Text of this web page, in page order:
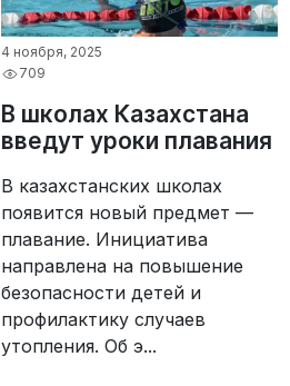
4 ноября, 2025
709
В школах Казахстана
введут уроки плавания
В казахстанских школах
появится новый предмет —
плавание. Инициатива
направлена на повышение
безопасности детей и
профилактику случаев
утопления. Об э...